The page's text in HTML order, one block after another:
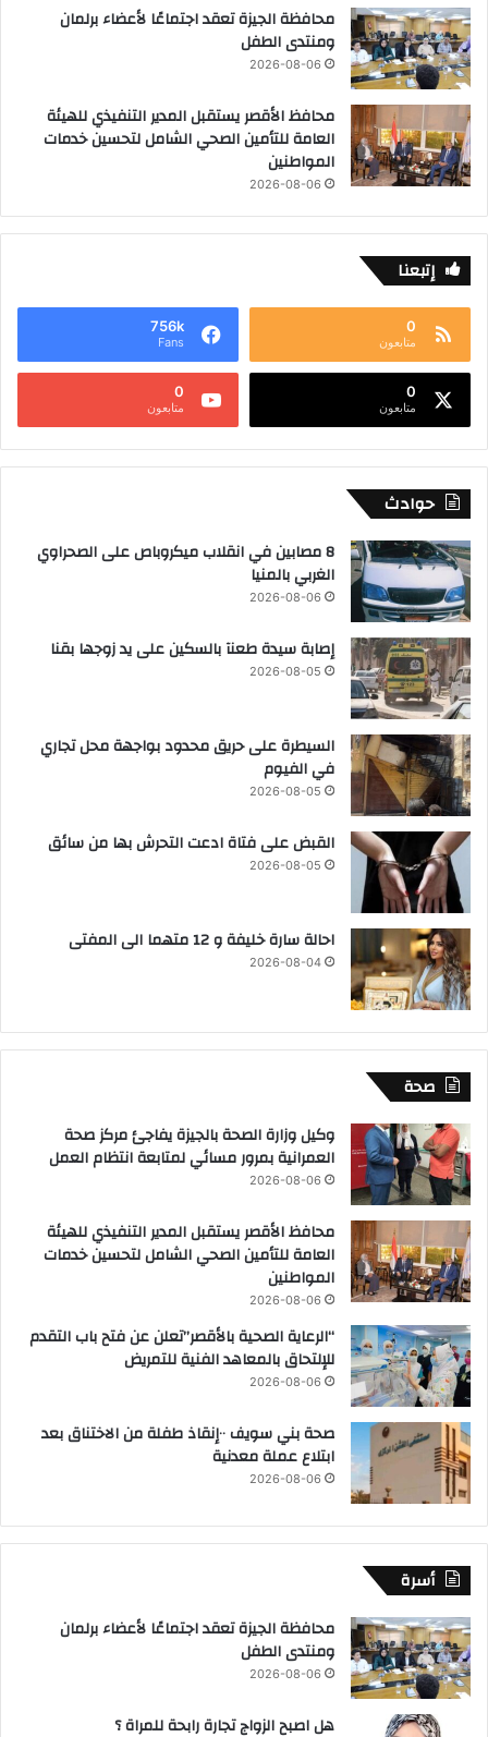
محافظة الجيزة تعقد اجتماعًا لأعضاء برلمان
ومنتدى الطفل
2026-08-06
محافظ الأقصر يستقبل المدير التنفيذي للهيئة
العامة للتأمين الصحي الشامل لتحسين خدمات
المواطنين
2026-08-06
إتبعنا
0
متابعون
756k
Fans
0
متابعون
0
متابعون
حوادث
8 مصابين في انقلاب ميكروباص على الصحراوي
الغربي بالمنيا
2026-08-06
إصابة سيدة طعنآ بالسكين على يد زوجها بقنا
2026-08-05
السيطرة على حريق محدود بواجهة محل تجاري
في الفيوم
2026-08-05
القبض على فتاة ادعت التحرش بها من سائق
2026-08-05
احالة سارة خليفة و 12 متهما الى المفتى
2026-08-04
صحة
وكيل وزارة الصحة بالجيزة يفاجئ مركز صحة
العمرانية بمرور مسائي لمتابعة انتظام العمل
2026-08-06
محافظ الأقصر يستقبل المدير التنفيذي للهيئة
العامة للتأمين الصحي الشامل لتحسين خدمات
المواطنين
2026-08-06
“الرعاية الصحية بالأقصر”تعلن عن فتح باب التقدم
للإلتحاق بالمعاهد الفنية للتمريض
2026-08-06
صحة بني سويف ٠٠إنقاذ طفلة من الاختناق بعد
ابتلاع عملة معدنية
2026-08-06
أسرة
محافظة الجيزة تعقد اجتماعًا لأعضاء برلمان
ومنتدى الطفل
2026-08-06
هل اصبح الزواج تجارة رابحة للمراة ؟